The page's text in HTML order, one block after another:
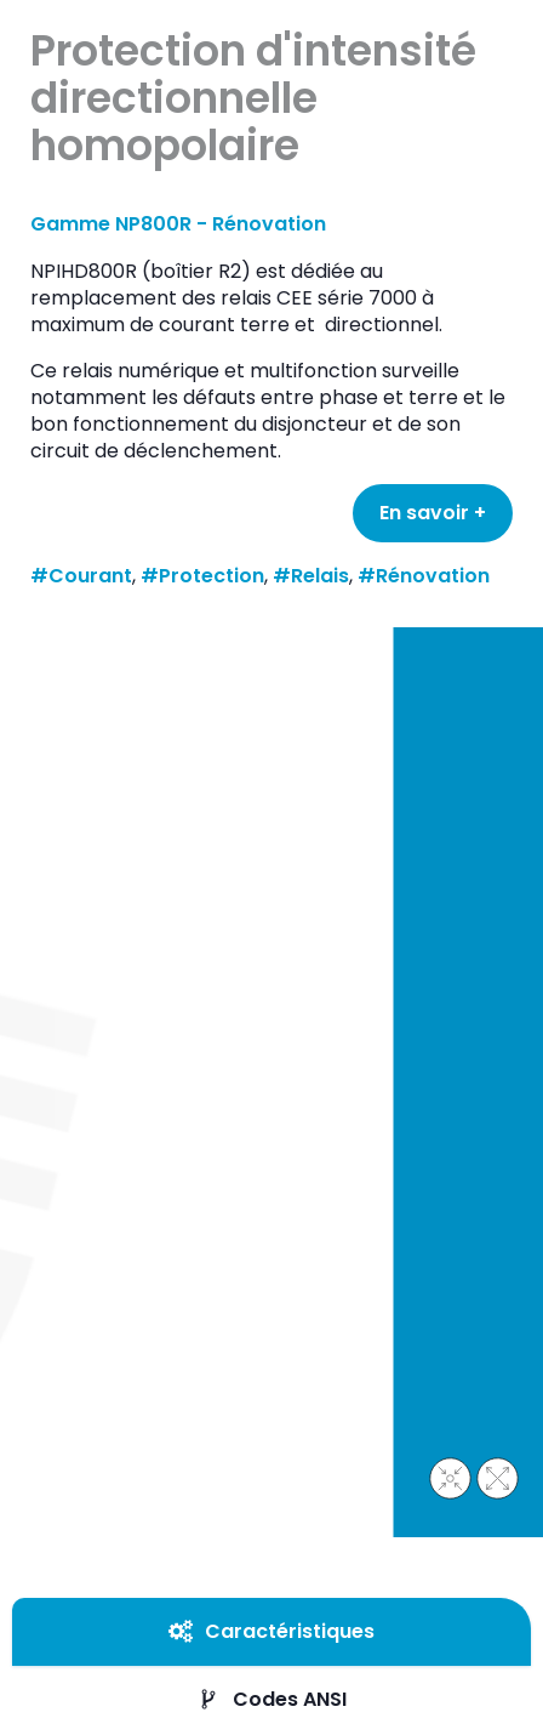
Protection d'intensité
directionnelle
homopolaire
Gamme NP800R - Rénovation
NPIHD800R (boîtier R2) est dédiée au
remplacement des relais CEE série 7000 à
maximum de courant terre et directionnel.
Ce relais numérique et multifonction surveille
notamment les défauts entre phase et terre et le
bon fonctionnement du disjoncteur et de son
circuit de déclenchement.
En savoir +
#Courant, #Protection, #Relais, #Rénovation
Caractéristiques
Codes ANSI